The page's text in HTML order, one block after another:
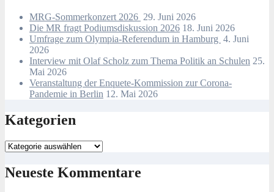
MRG-Sommerkonzert 2026 29. Juni 2026
Die MR fragt Podiumsdiskussion 2026 18. Juni 2026
Umfrage zum Olympia-Referendum in Hamburg 4. Juni
2026
Interview mit Olaf Scholz zum Thema Politik an Schulen 25.
Mai 2026
Veranstaltung der Enquete-Kommission zur Corona-
Pandemie in Berlin 12. Mai 2026
Kategorien
Kategorien
Neueste Kommentare